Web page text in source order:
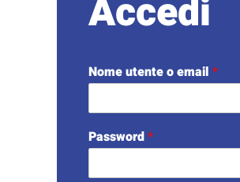
Accedi
Nome utente o email *
Password*